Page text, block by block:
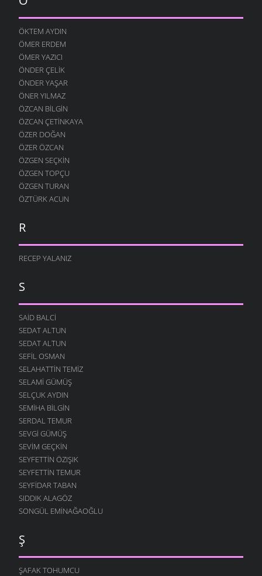
ÖKTEM AYDIN
ÖMER ERDEM
ÖMER YAZICI
ÖNDER ÇELIK
ÖNDER YAŞAR
ÖNER YILMAZ
ÖZCAN BILGIN
ÖZCAN ÇETINKAYA
ÖZER DOĞAN
ÖZER ÖZCAN
ÖZGEN SEÇKIN
ÖZGEN TOPÇU
ÖZGEN TURAN
ÖZTÜRK ACUN
R
RECEP YALANIZ
S
SAID BALCI
SEDAT ALTUN
SEDAT ALTUN
SEFIL OSMAN
SELAHATTIN TEMIZ
SELAMI GÜMÜŞ
SELÇUK AYDIN
SEMIHA BILGIN
SERDAL TEMUR
SEVGI GÜMÜŞ
SEVIM GEÇKIN
SEYFETTIN ÖZIŞIK
SEYFETTIN TEMUR
SEYFIDAR TABAN
SIDDIK ALAGÖZ
SONGÜL EMINAĞAOĞLU
Ş
ŞAFAK TOHUMCU